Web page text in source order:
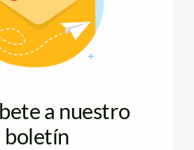
a nuestro
boletín